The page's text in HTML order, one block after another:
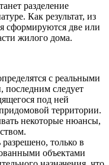
разделение
Как результат, из
сформируются две или
жилого дома.
с реальными
последним следует
под ней
территории.
некоторые нюансы,
только в
объектами